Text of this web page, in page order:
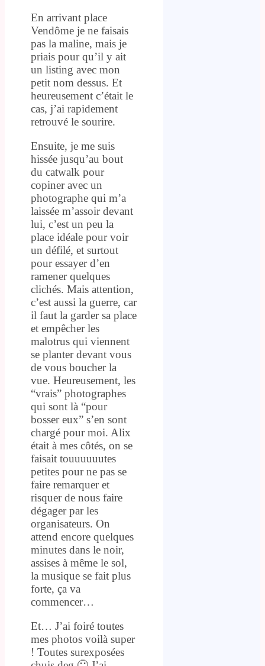
En arrivant place
Vendôme je ne faisais
pas la maline, mais je
priais pour qu’il y ait
un listing avec mon
petit nom dessus. Et
heureusement c’était le
cas, j’ai rapidement
retrouvé le sourire.
Ensuite, je me suis
hissée jusqu’au bout
du catwalk pour
copiner avec un
photographe qui m’a
laissée m’assoir devant
lui, c’est un peu la
place idéale pour voir
un défilé, et surtout
pour essayer d’en
ramener quelques
clichés. Mais attention,
c’est aussi la guerre, car
il faut la garder sa place
et empêcher les
malotrus qui viennent
se planter devant vous
de vous boucher la
vue. Heureusement, les
“vrais” photographes
qui sont là “pour
bosser eux” s’en sont
chargé pour moi. Alix
était à mes côtés, on se
faisait touuuuuutes
petites pour ne pas se
faire remarquer et
risquer de nous faire
dégager par les
organisateurs. On
attend encore quelques
minutes dans le noir,
assises à même le sol,
la musique se fait plus
forte, ça va
commencer…
Et… J’ai foiré toutes
mes photos voilà super
! Toutes surexposées